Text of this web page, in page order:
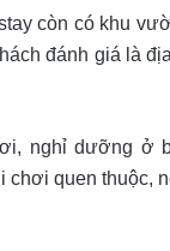
còn có khu
đánh giá là
nghỉ dưỡng ở
quen thuộc,